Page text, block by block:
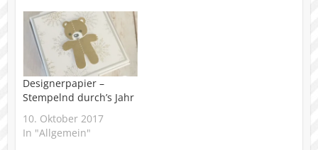
Designerpapier –
Stempelnd durch’s Jahr
10. Oktober 2017
In "Allgemein"